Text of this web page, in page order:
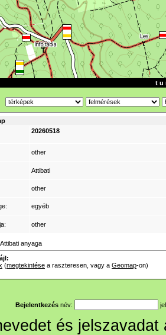
t u
20260518
other
Attibati
other
egyéb
other
anyaga
(megtekintése a raszteresen, vagy a Geomap-on)
Bejelentkezés név:
és